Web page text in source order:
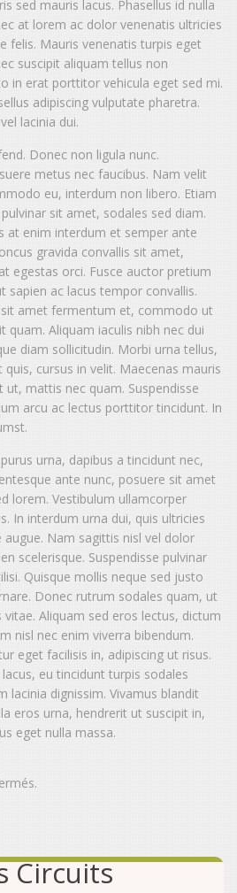
sed mauris lacus. Phasellus id nulla
at lorem ac dolor venenatis ultricies
felis. Mauris venenatis turpis eget
suscipit aliquam tellus non
in erat porttitor vehicula eget sed mi.
adipiscing vulputate pharetra.
lacinia dui.
Donec non ligula nunc.
metus nec faucibus. Nam velit
eu, interdum non libero. Etiam
sit amet, sodales sed diam.
at enim interdum et semper ante
gravida convallis sit amet,
egestas orci. Fusce auctor pretium
sapien ac lacus tempor convallis.
sit amet fermentum et, commodo ut
quam. Aliquam iaculis nibh nec dui
diam sollicitudin. Morbi urna tellus,
cursus in velit. Maecenas mauris
ut, mattis nec quam. Suspendisse
arcu ac lectus porttitor tincidunt. In
urna, dapibus a tincidunt nec,
ante nunc, posuere sit amet
lorem. Vestibulum ullamcorper
In interdum urna dui, quis ultricies
augue. Nam sagittis nisl vel dolor
scelerisque. Suspendisse pulvinar
Quisque mollis neque sed justo
Donec rutrum sodales quam, ut
Aliquam sed eros lectus, dictum
nisl nec enim viverra bibendum.
eget facilisis in, adipiscing ut risus.
eu tincidunt turpis sodales
lacinia dignissim. Vivamus blandit
eros urna, hendrerit ut suscipit in,
eget nulla massa.
Circuits